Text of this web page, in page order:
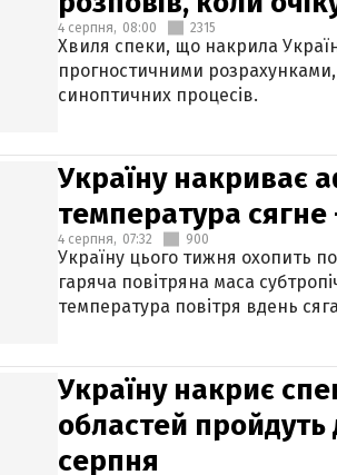
4 серпня, 08:00 2315
Хвиля спеки, що накрила
прогностичними
синоптичних процесів.
Україну накриває
температура сягне
4 серпня, 07:32 900
Україну цього тижня охопить
гаряча повітряна маса
температура повітря вдень
Україну накриє
областей пройдуть
серпня